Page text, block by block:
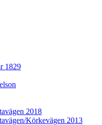
1829
2018
Körkevägen 2013